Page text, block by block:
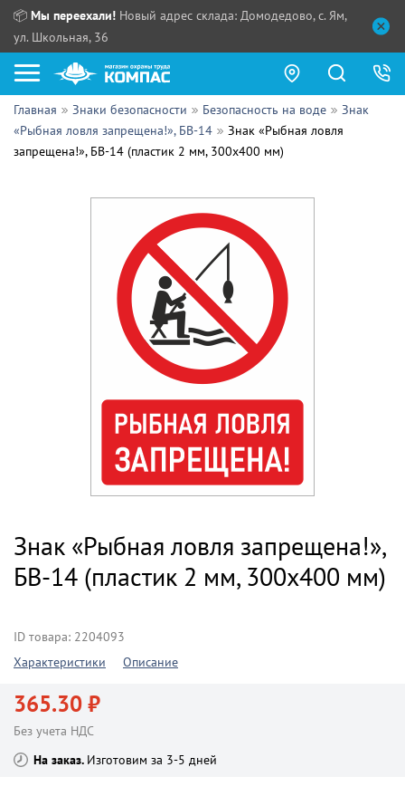
📦 Мы переехали! Новый адрес склада: Домодедово, с. Ям,
ул. Школьная, 36
Как купить?
Прайс-листы
Сотрудничество
Поставщикам
Выдача продукции:
Главная Знаки безопасности Безопасность на воде
Знак
«Рыбная ловля запрещена!», БВ-14
Знак «Рыбная ловля
запрещена!», БВ-14 (пластик 2 мм, 300х400 мм)
Знак «Рыбная ловля запрещена!»,
БВ-14 (пластик 2 мм, 300х400 мм)
ID товара: 2204093
Характеристики
Описание
365.30 ₽
Без учета НДС
На заказ Изготовим за 3-5 дней